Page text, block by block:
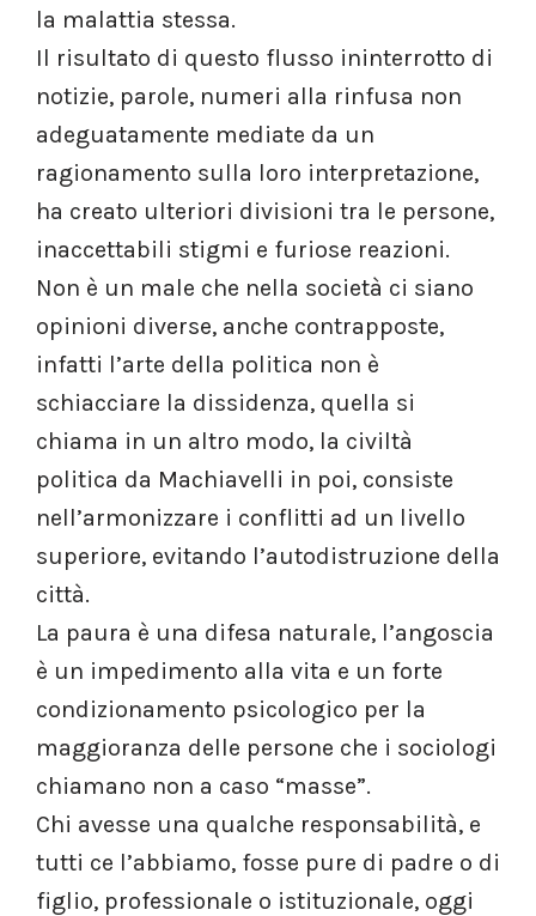
la malattia stessa.
Il risultato di questo flusso ininterrotto di
notizie, parole, numeri alla rinfusa non
adeguatamente mediate da un
ragionamento sulla loro interpretazione,
ha creato ulteriori divisioni tra le persone,
inaccettabili stigmi e furiose reazioni.
Non è un male che nella società ci siano
opinioni diverse, anche contrapposte,
infatti l’arte della politica non è
schiacciare la dissidenza, quella si
chiama in un altro modo, la civiltà
politica da Machiavelli in poi, consiste
nell’armonizzare i conflitti ad un livello
superiore, evitando l’autodistruzione della
città.
La paura è una difesa naturale, l’angoscia
è un impedimento alla vita e un forte
condizionamento psicologico per la
maggioranza delle persone che i sociologi
chiamano non a caso “masse”.
Chi avesse una qualche responsabilità, e
tutti ce l’abbiamo, fosse pure di padre o di
figlio, professionale o istituzionale, oggi